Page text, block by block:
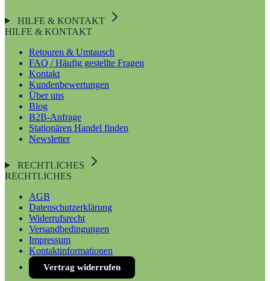
HILFE & KONTAKT
HILFE & KONTAKT
Retouren & Umtausch
FAQ / Häufig gestellte Fragen
Kontakt
Kundenbewertungen
Über uns
Blog
B2B-Anfrage
Stationären Handel finden
Newsletter
RECHTLICHES
RECHTLICHES
AGB
Datenschutzerklärung
Widerrufsrecht
Versandbedingungen
Impressum
Kontaktinformationen
Vertrag widerrufen